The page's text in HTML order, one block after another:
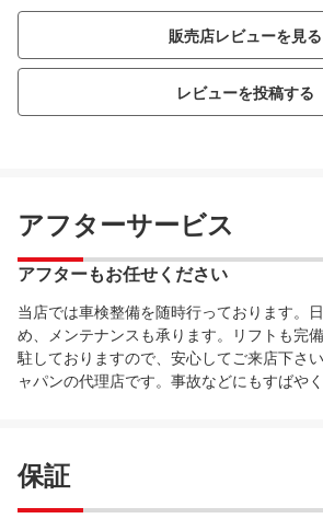
販売店レビューを見る
レビューを投稿する
アフターサービス
アフターもお任せください
当店では車検整備を随時行っております。
め、メンテナンスも承ります。リフトも完
駐しておりますので、安心してご来店下さ
ャパンの代理店です。事故などにもすばや
保証